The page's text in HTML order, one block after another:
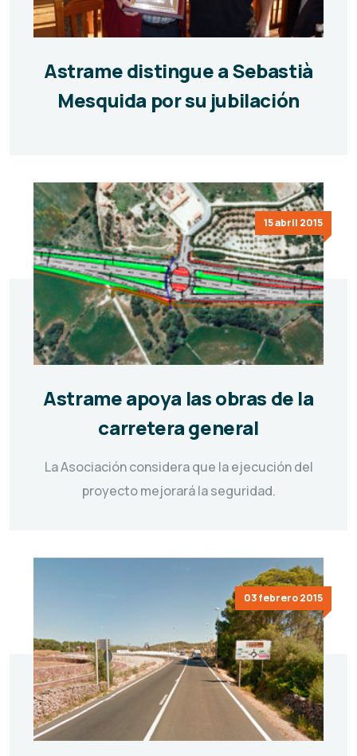
Astrame distingue a Sebastià
Mesquida por su jubilación
15 abril 2015
Astrame apoya las obras de la
carretera general
La Asociación considera que la ejecución del
proyecto mejorará la seguridad.
03 febrero 2015